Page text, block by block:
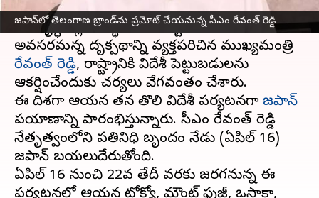
జపాన్‌లో తెలంగాణ బ్రాండ్‌ను ప్రమోట్ చేయనున్న సీఎం రేవంత్ రెడ్డి
ప్రతిపక్ష నాయకుడిగా ఉన్నప్పటినుండే తెలంగాణ
అభివృద్ధికి గ్లోబల్ స్థాయిలో పెట్టుబడులు
అవసరమన్న దృక్పథాన్ని వ్యక్తపరిచిన ముఖ్యమంత్రి
రేవంత్ రెడ్డి, రాష్ట్రానికి విదేశీ పెట్టుబడులను
ఆకర్షించేందుకు చర్యలు వేగవంతం చేశారు.
ఈ దిశగా ఆయన తన తొలి విదేశీ పర్యటనగా జపాన్‌
ప్రయాణాన్ని ప్రారంభిస్తున్నారు. సీఎం రేవంత్ రెడ్డి
నేతృత్వంలోని ప్రతినిధి బృందం నేడు (ఏప్రిల్ 16)
జపాన్‌ బయలుదేరుతోంది.
ఏప్రిల్ 16 నుంచి 22వ తేదీ వరకు జరగనున్న ఈ